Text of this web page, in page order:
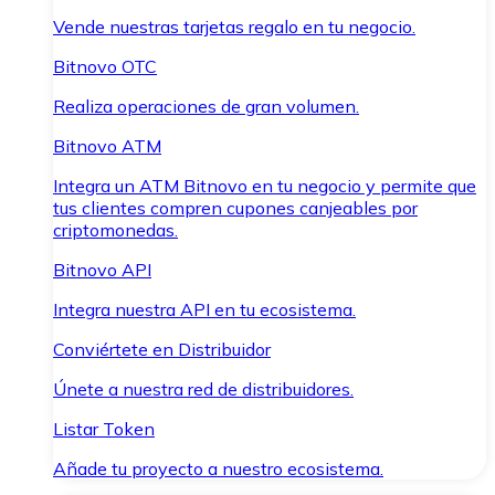
Vende nuestras tarjetas regalo en tu negocio.
Bitnovo OTC
Realiza operaciones de gran volumen.
Bitnovo ATM
Integra un ATM Bitnovo en tu negocio y permite que
tus clientes compren cupones canjeables por
criptomonedas.
Bitnovo API
Integra nuestra API en tu ecosistema.
Conviértete en Distribuidor
Únete a nuestra red de distribuidores.
Listar Token
Añade tu proyecto a nuestro ecosistema.